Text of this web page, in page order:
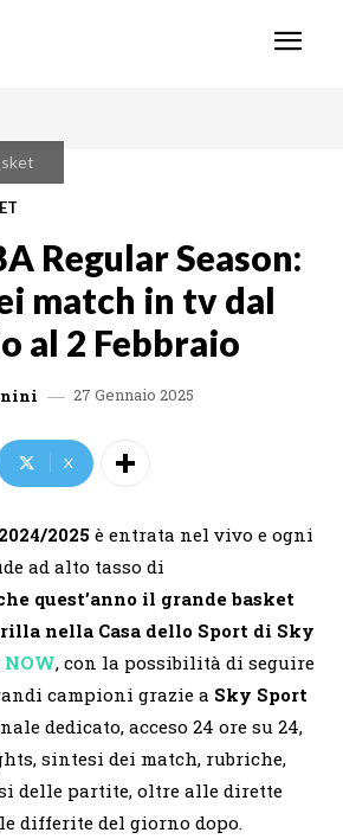
Regular Season:
match in tv dal
al 2 Febbraio
27 Gennaio 2025
X
2025 è entrata nel vivo e ogni
ad alto tasso di
quest’anno il grande basket
nella Casa dello Sport di Sky
, con la possibilità di seguire
campioni grazie a Sky Sport
dedicato, acceso 24 ore su 24,
sintesi dei match, rubriche,
delle partite, oltre alle dirette
differite del giorno dopo.